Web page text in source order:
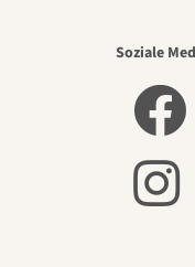
Soziale